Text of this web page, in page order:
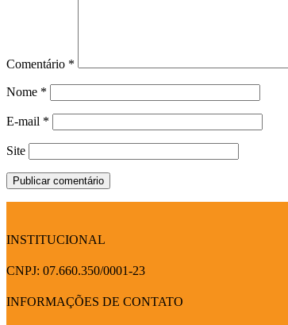
Comentário *
Nome *
E-mail *
Site
INSTITUCIONAL
CNPJ: 07.660.350/0001-23
INFORMAÇÕES DE CONTATO